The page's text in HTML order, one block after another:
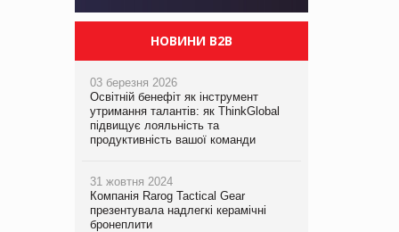
НОВИНИ B2B
03 березня 2026
Освітній бенефіт як інструмент
утримання талантів: як ThinkGlobal
підвищує лояльність та
продуктивність вашої команди
31 жовтня 2024
Компанія Rarog Tactical Gear
презентувала надлегкі керамічні
бронеплити